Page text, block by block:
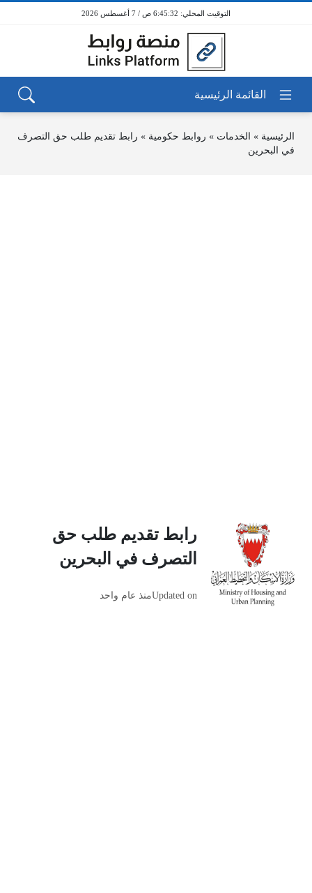
6:45:32 ص / 7 أغسطس 2026
الرئيسية » الخدمات » روابط حكومية » رابط تقديم طلب حق التصرف
في البحرين
رابط تقديم طلب حق
التصرف في البحرين
Updated onمنذ عام واحد